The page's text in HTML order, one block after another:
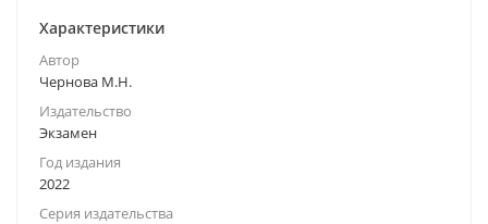
Характеристики
Автор
Чернова М.Н.
Издательство
Экзамен
Год издания
2022
Серия издательства